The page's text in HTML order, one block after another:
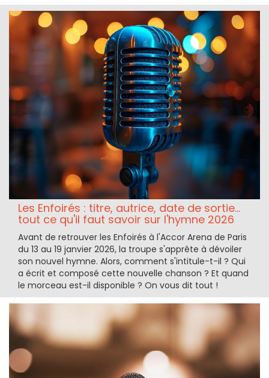
Les Enfoirés : titre, autrice, date de sortie...
tout ce qu'il faut savoir sur l'hymne 2026
Avant de retrouver les Enfoirés à l'Accor Arena de Paris
du 13 au 19 janvier 2026, la troupe s'apprête à dévoiler
son nouvel hymne. Alors, comment s'intitule-t-il ? Qui
a écrit et composé cette nouvelle chanson ? Et quand
le morceau est-il disponible ? On vous dit tout !